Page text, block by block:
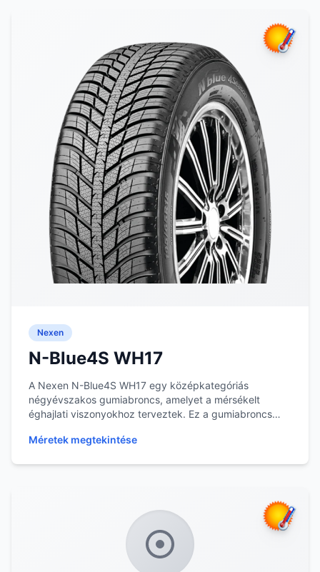
Nexen
N-Blue4S WH17
A Nexen N-Blue4S WH17 egy középkategóriás
négyévszakos gumiabroncs, amelyet a mérsékelt
éghajlati viszonyokhoz terveztek. Ez a gumiabroncs
Méretek megtekintése